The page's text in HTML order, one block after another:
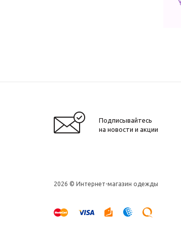
Подписывайтесь
на новости и акции
2026 © Интернет-магазин одежды